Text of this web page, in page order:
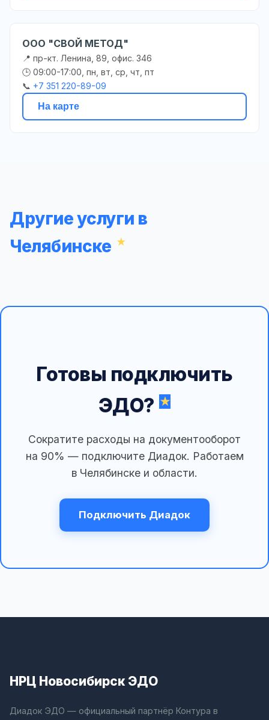
ООО "СВОЙ МЕТОД"
📍 пр-кт. Ленина, 89, офис. 346
🕒 09:00-17:00, пн, вт, ср, чт, пт
📞 +7 351 220-89-09
На карте
Другие услуги в
Челябинске
Готовы подключить
ЭДО?
Сократите расходы на документооборот
на 90% — подключите Диадок. Работаем
в Челябинске и области.
Подключить Диадок
НРЦ Новосибирск ЭДО
Диадок ЭДО — официальный партнёр Контура в